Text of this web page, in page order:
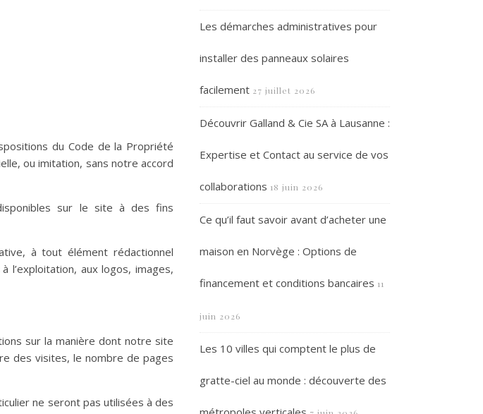
du Code de la Propriété
ou imitation, sans notre accord
sur le site à des fins
à tout élément rédactionnel
l’exploitation, aux logos, images,
sur la manière dont notre site
des visites, le nombre de pages
ne seront pas utilisées à des
Les démarches administratives pour
installer des panneaux solaires
facilement 27 juillet 2026
Découvrir Galland & Cie SA à Lausanne :
Expertise et Contact au service de vos
collaborations 18 juin 2026
Ce qu’il faut savoir avant d’acheter une
maison en Norvège : Options de
financement et conditions bancaires 11
juin 2026
Les 10 villes qui comptent le plus de
gratte-ciel au monde : découverte des